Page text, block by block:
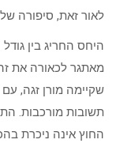
לאור זאת, סיפורה של
היחס החריג בין
מאתגר לכאורה את
שקיימה מורן זגה, עם
תשובות מורכבות.
החוץ אינה ניכרת